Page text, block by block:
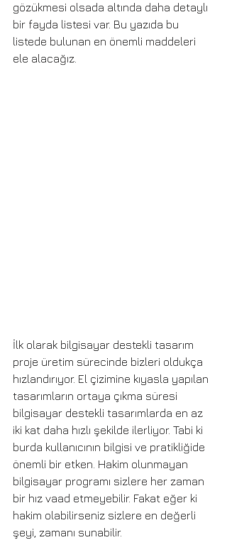
gözükmesi olsada altında daha detaylı
bir fayda listesi var. Bu yazıda bu
listede bulunan en önemli maddeleri
ele alacağız.
İlk olarak bilgisayar destekli tasarım
proje üretim sürecinde bizleri oldukça
hızlandırıyor. El çizimine kıyasla yapılan
tasarımların ortaya çıkma süresi
bilgisayar destekli tasarımlarda en az
iki kat daha hızlı şekilde ilerliyor. Tabi ki
burda kullanıcının bilgisi ve pratikliğide
önemli bir etken. Hakim olunmayan
bilgisayar programı sizlere her zaman
bir hız vaad etmeyebilir. Fakat eğer ki
hakim olabilirseniz sizlere en değerli
şeyi, zamanı sunabilir.